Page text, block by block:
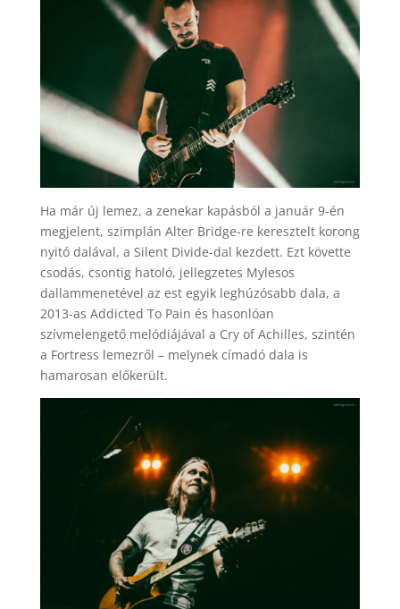
Ha már új lemez, a zenekar kapásból a január 9-én
megjelent, szimplán Alter Bridge-re keresztelt korong
nyitó dalával, a Silent Divide-dal kezdett. Ezt követte
csodás, csontig hatoló, jellegzetes Mylesos
dallammenetével az est egyik leghúzósabb dala, a
2013-as Addicted To Pain és hasonlóan
szívmelengető melódiájával a Cry of Achilles, szintén
a Fortress lemezről – melynek címadó dala is
hamarosan előkerült.